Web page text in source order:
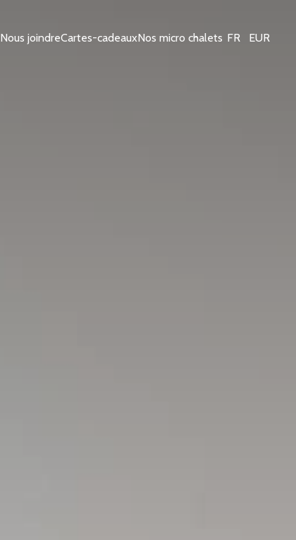
Nous joindreCartes-cadeauxNos micro chalets FR EUR